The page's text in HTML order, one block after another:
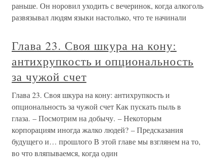
раньше. Он норовил уходить с вечеринок, когда алкоголь
развязывал людям языки настолько, что те начинали
Глава 23. Своя шкура на кону:
антихрупкость и опциональность
за чужой счет
Глава 23. Своя шкура на кону: антихрупкость и
опциональность за чужой счет Как пускать пыль в
глаза. – Посмотрим на добычу. – Некоторым
корпорациям иногда жалко людей? – Предсказания
будущего и… прошлого В этой главе мы взглянем на то,
во что вляпываемся, когда один